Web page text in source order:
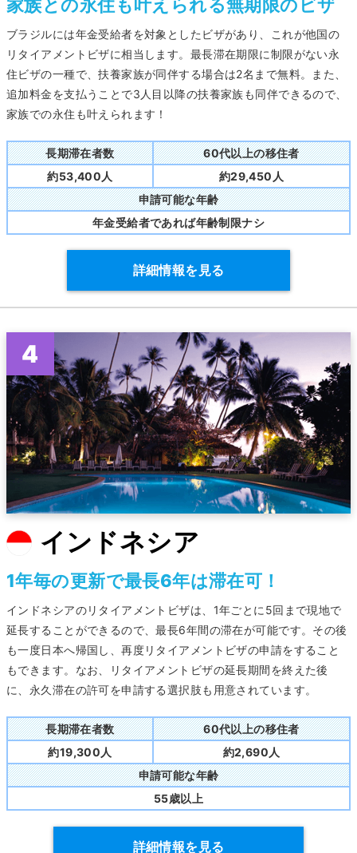
家族との永住も叶えられる無期限のビザ
ブラジルには年金受給者を対象としたビザがあり、これが他国の
リタイアメントビザに相当します。最長滞在期限に制限がない永
住ビザの一種で、扶養家族が同伴する場合は2名まで無料。また、
追加料金を支払うことで3人目以降の扶養家族も同伴できるので、
家族での永住も叶えられます！
長期滞在者数
60代以上の移住者
約53,400人
約29,450人
申請可能な年齢
年金受給者であれば年齢制限ナシ
詳細情報を見る
インドネシア
1年毎の更新で最長6年は滞在可！
インドネシアのリタイアメントビザは、1年ごとに5回まで現地で
延長することができるので、最長6年間の滞在が可能です。その後
も一度日本へ帰国し、再度リタイアメントビザの申請をすること
もできます。なお、リタイアメントビザの延長期間を終えた後
に、永久滞在の許可を申請する選択肢も用意されています。
長期滞在者数
60代以上の移住者
約19,300人
約2,690人
申請可能な年齢
55歳以上
詳細情報を見る